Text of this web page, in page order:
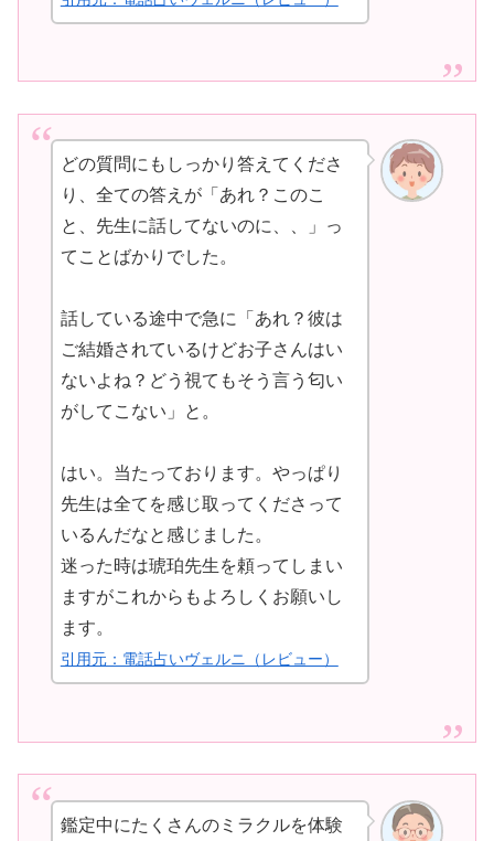
どの質問にもしっかり答えてくださ
り、全ての答えが「あれ？このこ
と、先生に話してないのに、、」っ
てことばかりでした。
話している途中で急に「あれ？彼は
ご結婚されているけどお子さんはい
ないよね？どう視てもそう言う匂い
がしてこない」と。
はい。当たっております。やっぱり
先生は全てを感じ取ってくださって
いるんだなと感じました。
迷った時は琥珀先生を頼ってしまい
ますがこれからもよろしくお願いし
ます。
引用元：電話占いヴェルニ（レビュー）
鑑定中にたくさんのミラクルを体験